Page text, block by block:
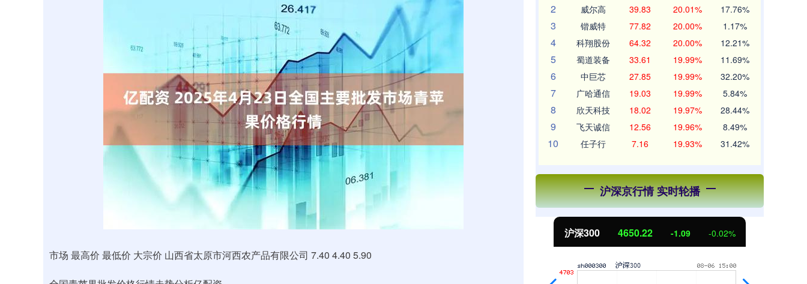
市场 最高价 最低价 大宗价 山西省太原市河西农产品有限公司 7.40 4.40 5.90
2 威尔高 39.83 20.01% 17.76%
3 锴威特 77.82 20.00% 1.17%
4 科翔股份 64.32 20.00% 12.21%
5 蜀道装备 33.61 19.99% 11.69%
6 中巨芯 27.85 19.99% 32.20%
7 广哈通信 19.03 19.99% 5.84%
8 欣天科技 18.02 19.97% 28.44%
9 飞天诚信 12.56 19.96% 8.49%
10 任子行 7.16 19.93% 31.42%
沪深京行情 实时轮播
-0.03% 深证成指 沪深300 4650.22 -1.09 -0.02%